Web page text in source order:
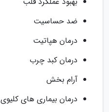
ضد حساسیت
درمان هپاتیت
درمان کبد چرب
آرام بخش
درمان بیماری های کلیوی